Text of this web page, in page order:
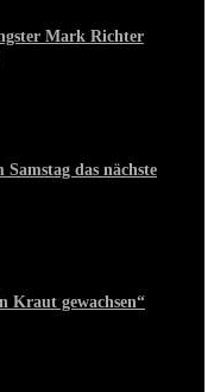
Mark Richter
das nächste
Kraut gewachsen“